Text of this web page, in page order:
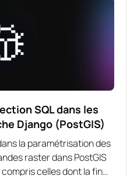
SQL dans les
Django (PostGIS)
la paramétrisation des
raster dans PostGIS
celles dont la fin